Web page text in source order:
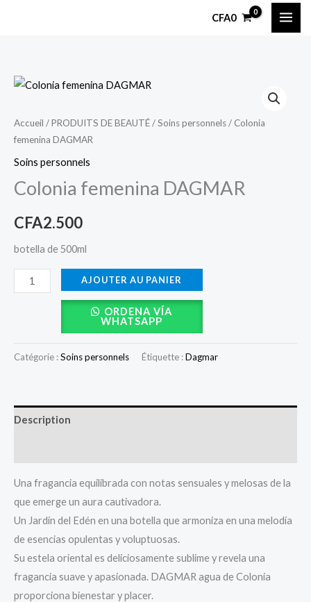
CFA0
Accueil /PRODUITS DE BEAUTÉ/Soins personnels/ Colonia
femenina DAGMAR
Soins personnels
Colonia femenina DAGMAR
CFA2.500
botella de 500ml
quantité
Colonia
femenina
DAGMAR
AJOUTER AU PANIER
ORDENA VÍA
WHATSAPP
Catégorie :Soins personnels Étiquette :Dagmar
Description
Una fragancia equilibrada con notas sensuales y melosas de la
que emerge un aura cautivadora.
Un Jardín del Edén en una botella que armoniza en una melodía
de esencias opulentas y voluptuosas.
Su estela oriental es deliciosamente sublime y revela una
fragancia suave y apasionada. DAGMAR agua de Colonia
proporciona bienestar y placer.